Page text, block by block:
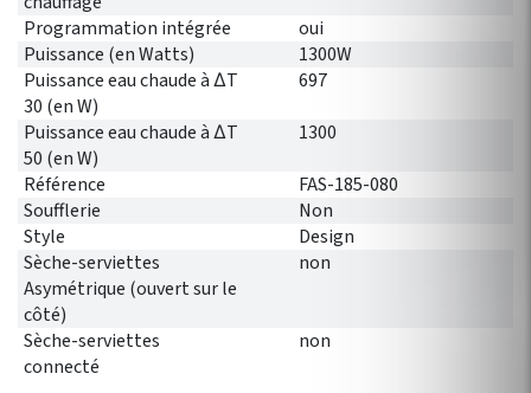
Programmation intégrée
oui
Puissance (en Watts)
1300W
Puissance eau chaude à ∆T
30 (en W)
697
Puissance eau chaude à ∆T
50 (en W)
1300
Référence
FAS-185-080
Soufflerie
Non
Style
Design
Sèche-serviettes
Asymétrique (ouvert sur le
côté)
non
Sèche-serviettes
connecté
non